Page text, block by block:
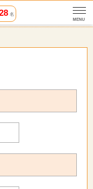
名
MENU